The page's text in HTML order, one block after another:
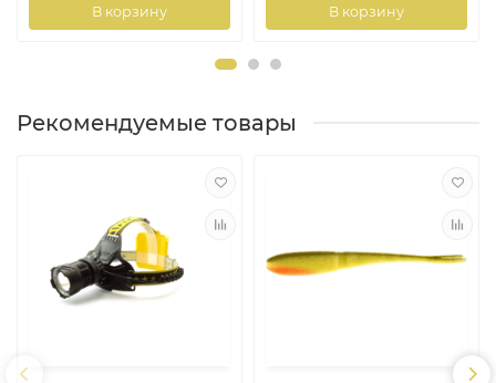
В корзину В корзину
Рекомендуемые товары